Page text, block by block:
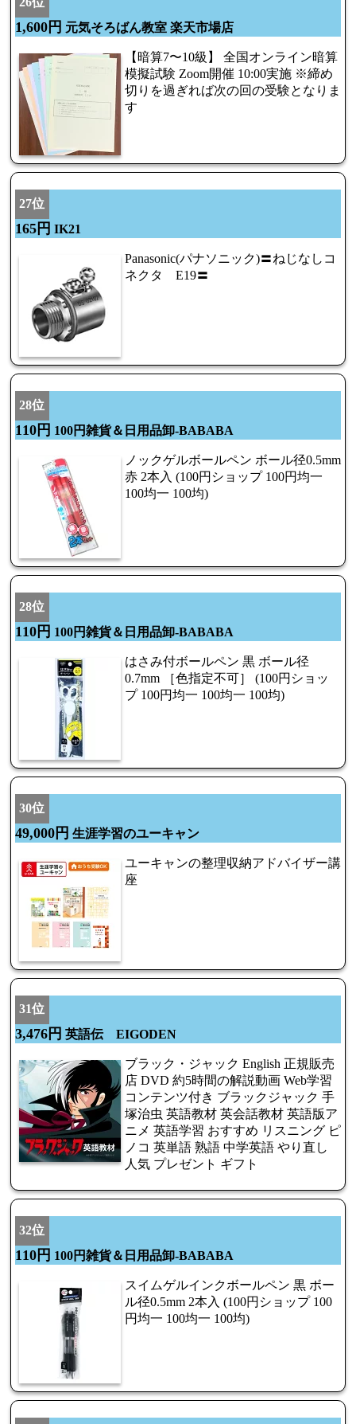
1,600円 元気そろばん教室 楽天市場店
【暗算7〜10級】 全国オンライン暗算
模擬試験 Zoom開催 10:00実施 ※締め
切りを過ぎれば次の回の受験となりま
す
27位
165円 IK21
Panasonic(パナソニック)〓ねじなしコ
ネクタ E19〓
28位
110円 100円雑貨＆日用品卸-BABABA
ノックゲルボールペン ボール径0.5mm
赤 2本入 (100円ショップ 100円均一
100均一 100均)
28位
110円 100円雑貨＆日用品卸-BABABA
はさみ付ボールペン 黒 ボール径
0.7mm ［色指定不可］ (100円ショッ
プ 100円均一 100均一 100均)
30位
49,000円 生涯学習のユーキャン
ユーキャンの整理収納アドバイザー講
座
31位
3,476円 英語伝 EIGODEN
ブラック・ジャック English 正規販売
店 DVD 約5時間の解説動画 Web学習
コンテンツ付き ブラックジャック 手
塚治虫 英語教材 英会話教材 英語版ア
ニメ 英語学習 おすすめ リスニング ピ
ノコ 英単語 熟語 中学英語 やり直し
人気 プレゼント ギフト
32位
110円 100円雑貨＆日用品卸-BABABA
スイムゲルインクボールペン 黒 ボー
ル径0.5mm 2本入 (100円ショップ 100
円均一 100均一 100均)